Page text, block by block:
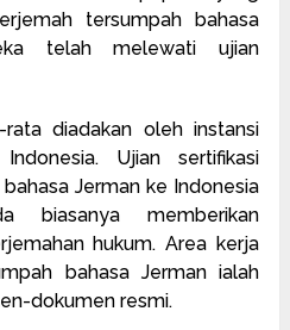
tersumpah bahasa
telah melewati ujian
diadakan oleh instansi
Ujian sertifikasi
Jerman ke Indonesia
biasanya memberikan
hukum. Area kerja
bahasa Jerman ialah
dokumen resmi.